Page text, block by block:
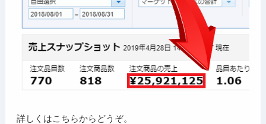
詳しくはこちらからどうぞ。